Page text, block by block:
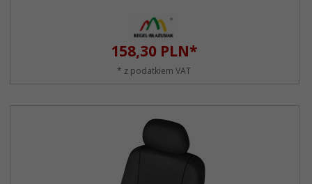
158,30 PLN*
* z podatkiem VAT